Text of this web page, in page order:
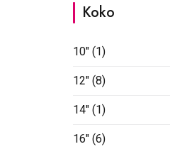
Koko
10" (1)
12" (8)
14" (1)
16" (6)